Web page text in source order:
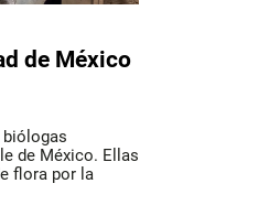
de México
biólogas
de México. Ellas
flora por la